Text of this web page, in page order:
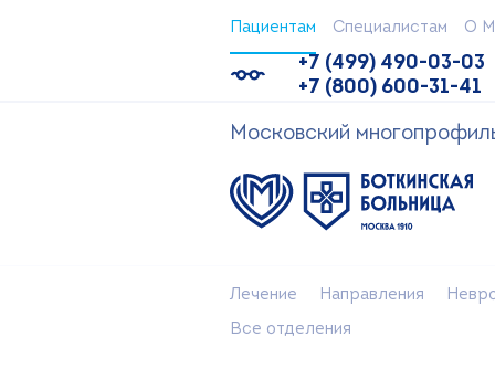
Пациентам Специалистам О
+7 (499) 490-03-03
+7 (800) 600-31-41
Московский
Лечение Направления
Все отделения